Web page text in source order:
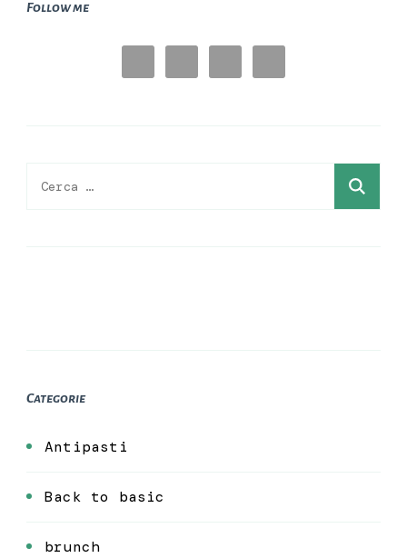
Follow me
Ricerca
Categorie
Antipasti
Back to basic
brunch